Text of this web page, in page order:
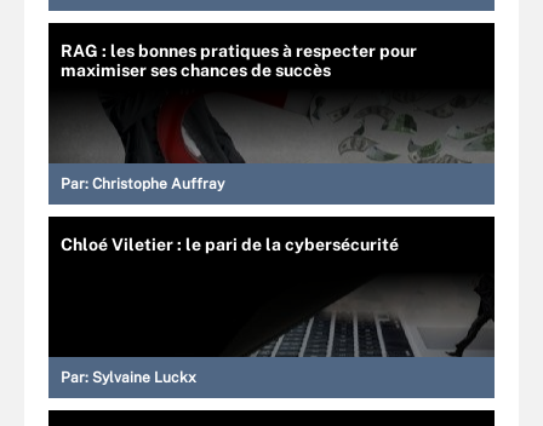
RAG : les bonnes pratiques à respecter pour
maximiser ses chances de succès
Par: Christophe Auffray
Chloé Viletier : le pari de la cybersécurité
Par: Sylvaine Luckx